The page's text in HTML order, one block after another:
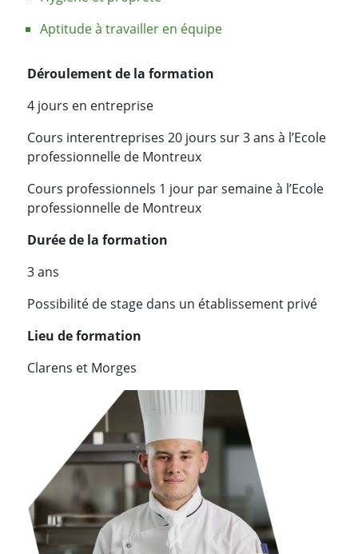
Aptitude à travailler en équipe
Déroulement de la formation
4 jours en entreprise
Cours interentreprises 20 jours sur 3 ans à l’Ecole
professionnelle de Montreux
Cours professionnels 1 jour par semaine à l’Ecole
professionnelle de Montreux
Durée de la formation
3 ans
Possibilité de stage dans un établissement privé
Lieu de formation
Clarens et Morges